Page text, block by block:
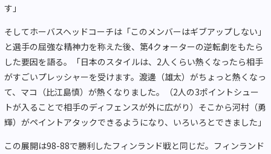
す」
そしてホーバスヘッドコーチは「このメンバーはギブアップしない」
と選手の屈強な精神力を称えた後、第4クォーターの逆転劇をもたら
した要因を語る。「日本のスタイルは、2人くらい熱くなったら相手
がすごいプレッシャーを受けます。渡邊（雄太）がちょっと熱くなっ
て、マコ（比江島慎）が熱くなりました。（2人の3ポイントシュー
トが入ることで相手のディフェンスが外に広がり）そこから河村（勇
輝）がペイントアタックできるようになり、いろいろとできました」
この展開は98-88で勝利したフィンランド戦と同じだ。フィンランド